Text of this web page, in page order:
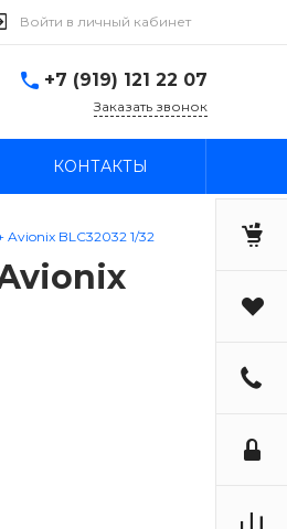
Войти в личный кабинет
+7 (919) 121 22 07
Заказать звонок
КОНТАКТЫ
Avionix BLC32032 1/32